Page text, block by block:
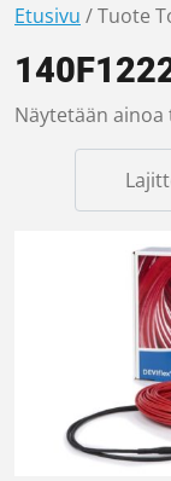
Etusivu / Tuote
Näytetään ainoa